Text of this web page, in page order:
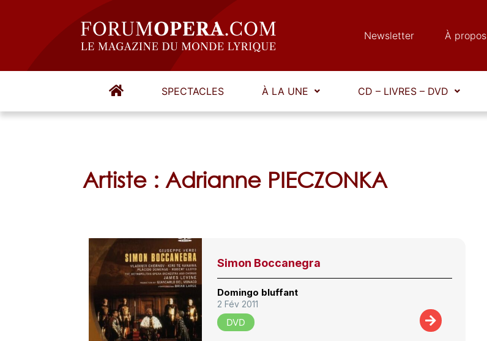
Newsletter À propos
SPECTACLES À LA UNE CD – LIVRES – DVD
Artiste : Adrianne PIECZONKA
Simon Boccanegra
Domingo bluffant
2 Fév 2011
DVD